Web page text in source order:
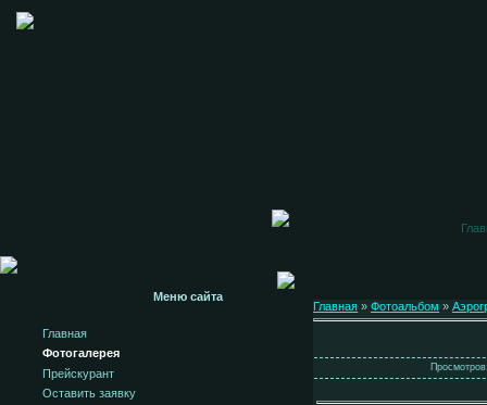
Меню сайта
Главная
Фотогалерея
Прейскурант
Оставить заявку
Главная » Фотоальбом »